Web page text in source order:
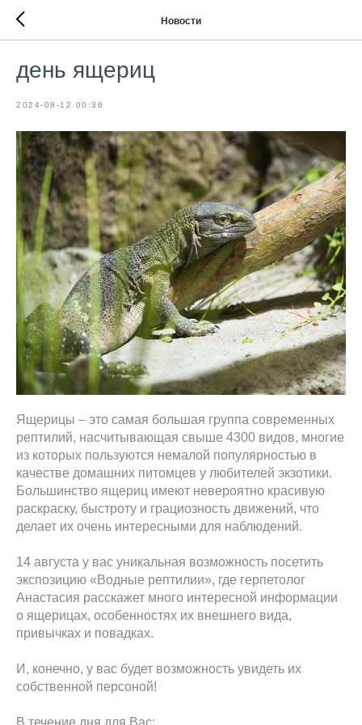
Новости
день ящериц
2024-08-12 00:36
Ящерицы – это самая большая группа современных
рептилий, насчитывающая свыше 4300 видов, многие
из которых пользуются немалой популярностью в
качестве домашних питомцев у любителей экзотики.
Большинство ящериц имеют невероятно красивую
раскраску, быстроту и грациозность движений, что
делает их очень интересными для наблюдений.
14 августа у вас уникальная возможность посетить
экспозицию «Водные рептилии», где герпетолог
Анастасия расскажет много интересной информации
о ящерицах, особенностях их внешнего вида,
привычках и повадках.
И, конечно, у вас будет возможность увидеть их
собственной персоной!